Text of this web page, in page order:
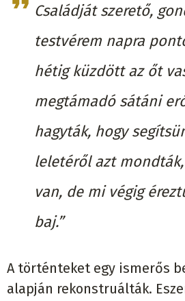
Családját szerető,
testvérem napra
hétig küzdött az őt
megtámadó sátáni
hagyták, hogy
leletéről azt
van, de mi végig
baj.”
A történteket egy ismerős
alapján rekonstruálták.